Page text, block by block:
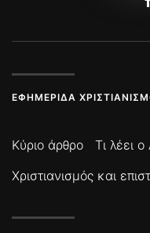
ΕΦΗΜΕΡΊΔΑ
Κύριο άρθρο Τι λέει
Χριστιανισμός και